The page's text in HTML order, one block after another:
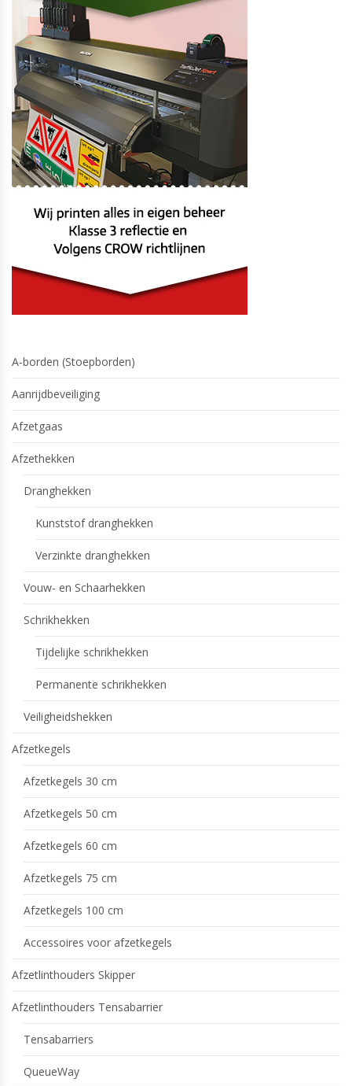
A-borden (Stoepborden)
Aanrijdbeveiliging
Afzetgaas
Afzethekken
Dranghekken
Kunststof dranghekken
Verzinkte dranghekken
Vouw- en Schaarhekken
Schrikhekken
Tijdelijke schrikhekken
Permanente schrikhekken
Veiligheidshekken
Afzetkegels
Afzetkegels 30 cm
Afzetkegels 50 cm
Afzetkegels 60 cm
Afzetkegels 75 cm
Afzetkegels 100 cm
Accessoires voor afzetkegels
Afzetlinthouders Skipper
Afzetlinthouders Tensabarrier
Tensabarriers
QueueWay